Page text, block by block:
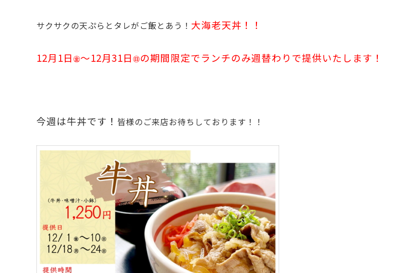
サクサクの天ぷらとタレがご飯とあう！ 大海老天丼！！
12月1日 ㊎～12月31日 ㊐の期間限定でランチのみ週替わりで提供いたします！
今週は牛丼です！ 皆様のご来店お待ちしております！！